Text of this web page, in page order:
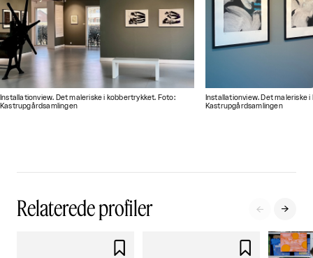
Installationview. Det maleriske i kobbertrykket. Foto:
Kastrupgårdsamlingen
Installationview. Det maleriske
Kastrupgårdsamlingen
Relaterede profiler  
 